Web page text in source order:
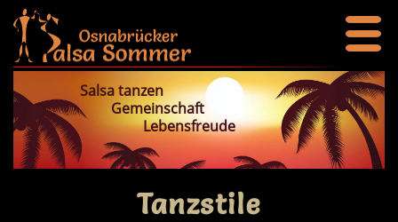
Salsa tanzen
Gemeinschaft
Lebensfreude
Tanzstile